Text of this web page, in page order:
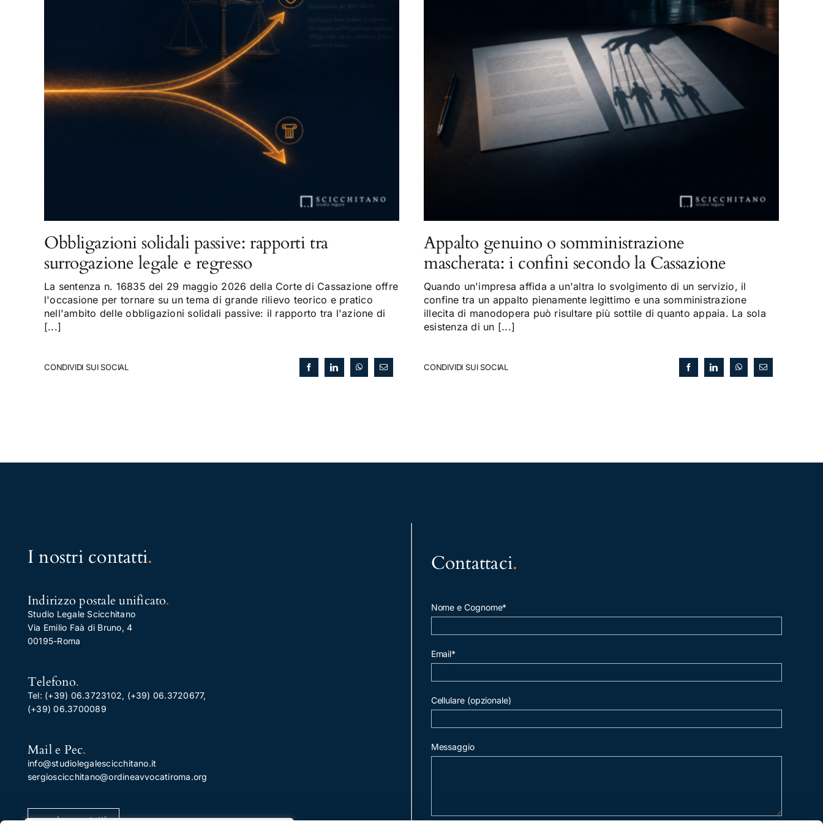
Obbligazioni solidali passive: rapporti tra
surrogazione legale e regresso
La sentenza n. 16835 del 29 maggio 2026 della Corte di Cassazione offre
l'occasione per tornare su un tema di grande rilievo teorico e pratico
nell'ambito delle obbligazioni solidali passive: il rapporto tra l'azione di
[...]
CONDIVIDI SUI SOCIAL
Appalto genuino o somministrazione
mascherata: i confini secondo la Cassazione
Quando un'impresa affida a un'altra lo svolgimento di un servizio, il
confine tra un appalto pienamente legittimo e una somministrazione
illecita di manodopera può risultare più sottile di quanto appaia. La sola
esistenza di un [...]
CONDIVIDI SUI SOCIAL
I nostri contatti.
Indirizzo postale unificato.
Studio Legale Scicchitano
Via Emilio Faà di Bruno, 4
00195-Roma
Telefono.
Tel: (+39) 06.3723102, (+39) 06.3720677,
(+39) 06.3700089
Mail e Pec.
info@studiolegalescicchitano.it
sergioscicchitano@ordineavvocatiroma.org
pagina contatti
Contattaci.
Nome e Cognome*
Email*
Cellulare (opzionale)
Messaggio